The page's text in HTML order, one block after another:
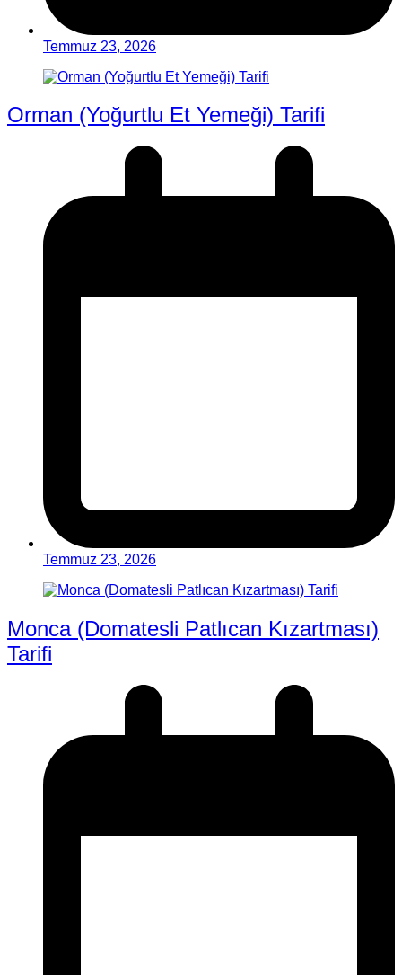
Temmuz 23, 2026
Orman (Yoğurtlu Et Yemeği) Tarifi
Temmuz 23, 2026
Monca (Domatesli Patlıcan Kızartması)
Tarifi